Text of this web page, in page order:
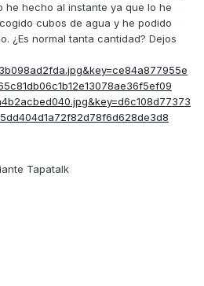
he hecho al instante ya que lo he
cubos de agua y he podido
¿Es normal tanta cantidad? Dejos
Tapatalk